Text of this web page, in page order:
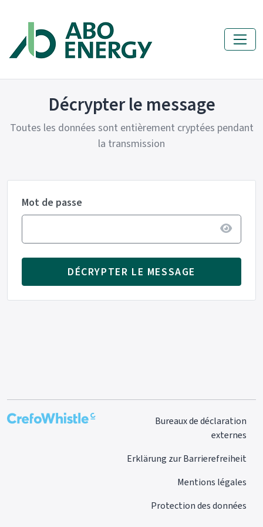
Décrypter le message
Toutes les données sont entièrement cryptées pendant
la transmission
Mot de passe
DÉCRYPTER LE MESSAGE
Bureaux de déclaration
externes
Erklärung zur Barrierefreiheit
Mentions légales
Protection des données